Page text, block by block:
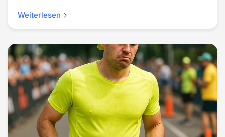
Weiterlesen